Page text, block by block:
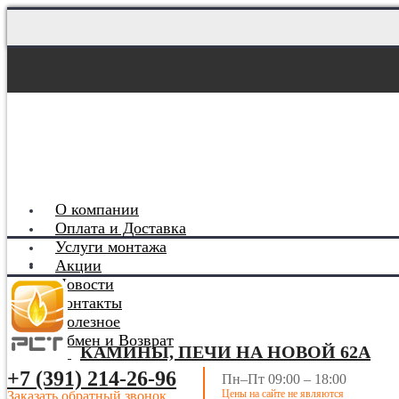
О компании
Оплата и Доставка
Услуги монтажа
Акции
Новости
Контакты
Полезное
Обмен и Возврат
КАМИНЫ, ПЕЧИ НА НОВОЙ 62А
+7 (391) 214-26-96
Заказать обратный звонок
Пн–Пт 09:00 – 18:00
Цены на сайте не являются